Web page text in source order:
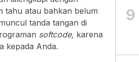
tahu atau bahkan belum
tanda tangan di
softcode, karena
kepada Anda.
9